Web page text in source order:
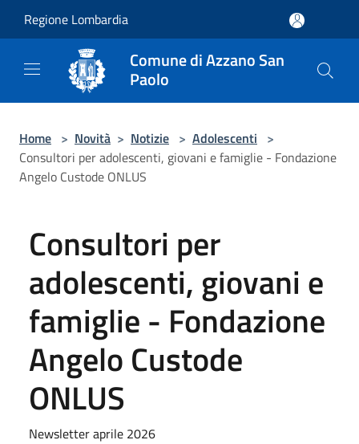
Regione Lombardia
Comune di Azzano San
Paolo
Home > Novità > Notizie > Adolescenti >
Consultori per adolescenti, giovani e famiglie - Fondazione
Angelo Custode ONLUS
Consultori per
adolescenti, giovani e
famiglie - Fondazione
Angelo Custode
ONLUS
Newsletter aprile 2026